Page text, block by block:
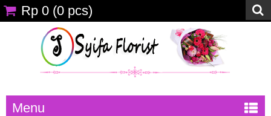
Rp 0 (0 pcs)
Menu